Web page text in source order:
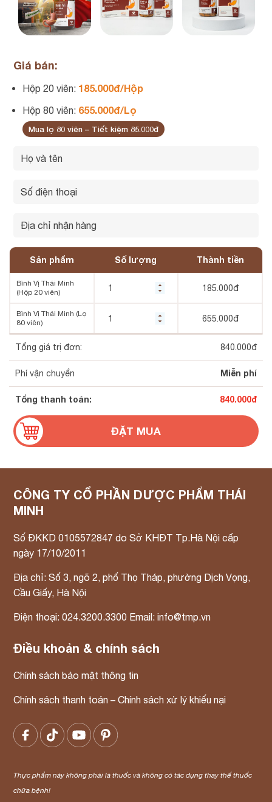
Giá bán:
Hộp 20 viên: 185.000đ/Hộp
Hộp 80 viên: 655.000đ/Lọ
Mua lọ 80 viên – Tiết kiệm 85.000đ
Sản phẩm
Bình Vị Thái Minh
(Hộp 20 viên)
Bình Vị Thái Minh (Lọ
80 viên)
Số lượng Thành tiền
185.000đ
655.000đ
Tổng giá trị đơn: 840.000đ
Phí vận chuyển Miễn phí
Tổng thanh toán: 840.000đ
CÔNG TY CỔ PHẦN DƯỢC PHẨM THÁI
MINH
Số ĐKKD 0105572847 do Sở KHĐT Tp.Hà Nội cấp
ngày 17/10/2011
Địa chỉ: Số 3, ngõ 2, phố Thọ Tháp, phường Dịch Vọng,
Cầu Giấy, Hà Nội
Điện thoại: 024.3200.3300 Email: info@tmp.vn
Điều khoản & chính sách
Chính sách bảo mật thông tin
Chính sách thanh toán – Chính sách xử lý khiếu nại
Thực phẩm này không phải là thuốc và không có tác dụng thay thế thuốc
chữa bệnh!